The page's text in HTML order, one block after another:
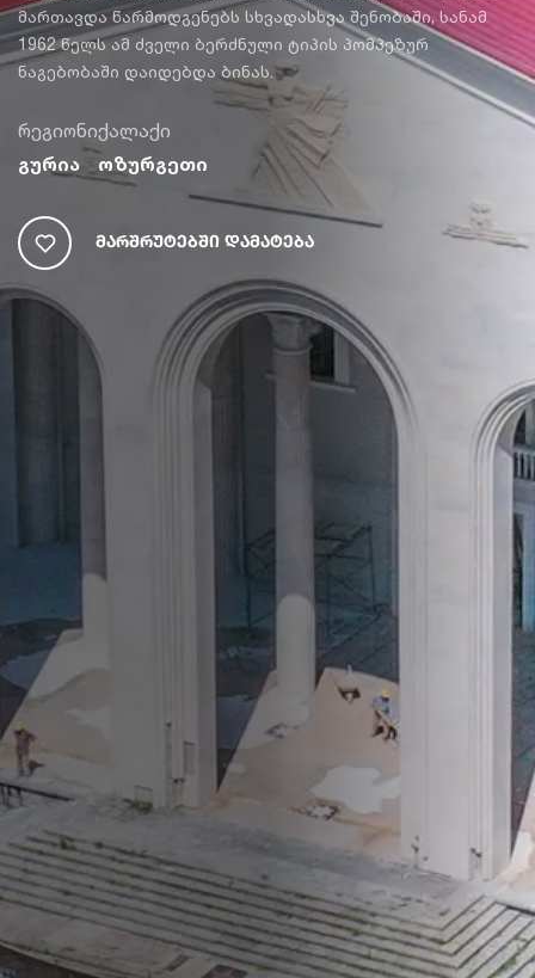
მართავდა წარმოდგენებს სხვადასხვა შენობაში, სანამ
1962 წელს ამ ძველი ბერძნული ტიპის პომპეზურ
ნაგებობაში დაიდებდა ბინას.
რეგიონი
გურია
ქალაქი
ოზურგეთი
Მარშრუტებში Დამატება